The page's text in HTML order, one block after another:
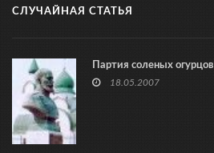
СЛУЧАЙНАЯ СТАТЬЯ
Партия соленых огурцов
18.05.2007